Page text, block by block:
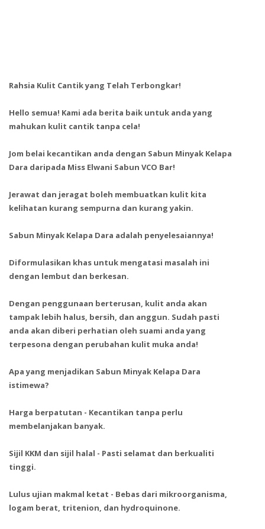
Rahsia Kulit Cantik yang Telah Terbongkar!
Hello semua! Kami ada berita baik untuk anda yang
mahukan kulit cantik tanpa cela!
Jom belai kecantikan anda dengan Sabun Minyak Kelapa
Dara daripada Miss Elwani Sabun VCO Bar!
Jerawat dan jeragat boleh membuatkan kulit kita
kelihatan kurang sempurna dan kurang yakin.
Sabun Minyak Kelapa Dara adalah penyelesaiannya!
Diformulasikan khas untuk mengatasi masalah ini
dengan lembut dan berkesan.
Dengan penggunaan berterusan, kulit anda akan
tampak lebih halus, bersih, dan anggun. Sudah pasti
anda akan diberi perhatian oleh suami anda yang
terpesona dengan perubahan kulit muka anda!
Apa yang menjadikan Sabun Minyak Kelapa Dara
istimewa?
Harga berpatutan - Kecantikan tanpa perlu
membelanjakan banyak.
Sijil KKM dan sijil halal - Pasti selamat dan berkualiti
tinggi.
Lulus ujian makmal ketat - Bebas dari mikroorganisma,
logam berat, tritenion, dan hydroquinone.